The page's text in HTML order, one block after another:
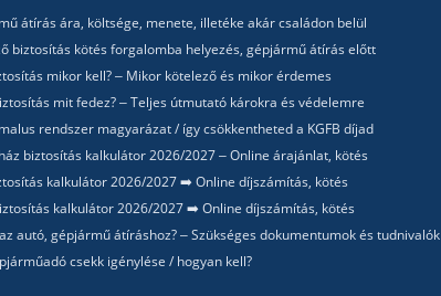
átírás ára, költsége, menete, illetéke akár családon belül
biztosítás kötés forgalomba helyezés, gépjármű átírás előtt
mikor kell? – Mikor kötelező és mikor érdemes
mit fedez? – Teljes útmutató károkra és védelemre
rendszer magyarázat / így csökkentheted a KGFB díjad
biztosítás kalkulátor 2026/2027 – Online árajánlat, kötés
kalkulátor 2026/2027 ➡️ Online díjszámítás, kötés
kalkulátor 2026/2027 ➡️ Online díjszámítás, kötés
autó, gépjármű átíráshoz? – Szükséges dokumentumok és tudnivalók
csekk igénylése / hogyan kell?